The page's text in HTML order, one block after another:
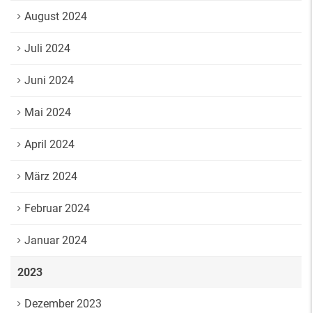
August 2024
Juli 2024
Juni 2024
Mai 2024
April 2024
März 2024
Februar 2024
Januar 2024
2023
Dezember 2023